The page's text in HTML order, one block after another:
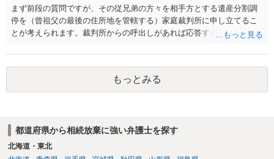
る方が良いでしょう。 もし法テラスが御利用になれない、あるいは時
間がない等であれば、相続を取扱分野としている弁護士を適宜探し
（WEB等で）、問い合わせてみることです。相続を扱う弁護士でも相
けてくれないところもあるようです。 複数の法律事務所に聞いて（相
見積もりをとって）、一番安いところでやってもらうことに決めれ
ば、キューちゃんママさんの御希望をかなえることができるのではな
いでしょうか。 あるいは相続放棄であれば御自分でできなくもないと
を確認し、印紙と共に家庭裁判所に提出して相続放棄申述受理通知書
を待つという流れになります。
まず前段の質問ですが、その従兄弟の方々を相手方とする遺産分割調
停を（曾祖父の最後の住所地を管轄する）家庭裁判所に申し立てるこ
とが考えられます。裁判所からの呼出しがあれば応答する可能性がま
能と思われます。時間が思った以上にないので必要書類をてきぱきと
揃える必要があります。その点是非御注意ください。
もっとみる
都道府県から相続放棄に強い弁護士を探す
北海道・東北